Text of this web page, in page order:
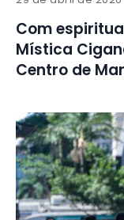
Com
Mística
Centro de